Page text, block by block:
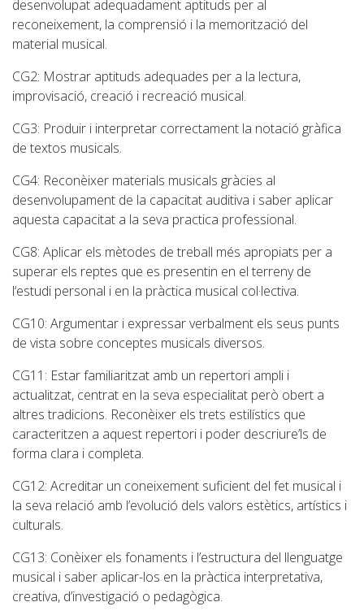
desenvolupat adequadament aptituds per al
reconeixement, la comprensió i la memorització del
material musical.
CG2: Mostrar aptituds adequades per a la lectura,
improvisació, creació i recreació musical.
CG3: Produir i interpretar correctament la notació gràfica
de textos musicals.
CG4: Reconèixer materials musicals gràcies al
desenvolupament de la capacitat auditiva i saber aplicar
aquesta capacitat a la seva practica professional.
CG8: Aplicar els mètodes de treball més apropiats per a
superar els reptes que es presentin en el terreny de
l‘estudi personal i en la pràctica musical col·lectiva.
CG10: Argumentar i expressar verbalment els seus punts
de vista sobre conceptes musicals diversos.
CG11: Estar familiaritzat amb un repertori ampli i
actualitzat, centrat en la seva especialitat però obert a
altres tradicions. Reconèixer els trets estilístics que
caracteritzen a aquest repertori i poder descriure’ls de
forma clara i completa.
CG12: Acreditar un coneixement suficient del fet musical i
la seva relació amb l’evolució dels valors estètics, artístics i
culturals.
CG13: Conèixer els fonaments i l’estructura del llenguatge
musical i saber aplicar-los en la pràctica interpretativa,
creativa, d’investigació o pedagògica.